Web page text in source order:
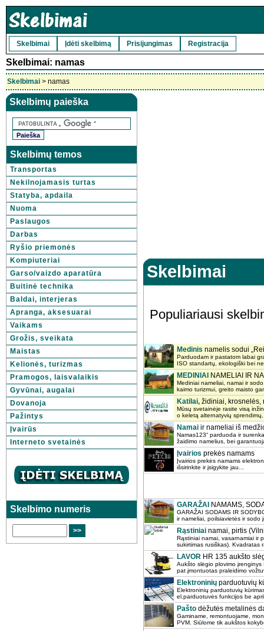
Skelbimai Įdėti skelbimą Prisijungimas Registracija
Skelbimai: namas
Skelbimai > namas
Skelbimų paieška
Skelbimų temos
Transportas
Nekilnojamasis turtas
Statyba, apdaila
Nuoma
Paslaugos
Darbas
Ryšio priemonės
Kompiuteriai
Garso/vaizdo aparatūra
Buitinė technika
Baldai, interjeras
Apranga, aksesuarai
Vaikams
Grožis, sveikata
Maistas
Kelionės, turizmas
Pramogos, laisvalaikis
Gyvūnai, augalai
Dovanoja
Pažintys
Įvairūs
Interneto svetainės
Skelbimo numeris
Skelbimai
Populiariausi
Medinis namelis sodui
Parduodam ir pastatom labai
ISO standartų, ekologiški bei
MEDINIAI NAMELIAI IR
Mediniai nameliai, namai ir
kaimo turizmui, greito maisto
Katilai, židiniai, krosnelės,
Mūsų svetainėje rasite visą
o keletą alternatyvių
Namai ir nameliai iš
Namas123“ parduoda ir
žaidimo namelius, bei
Įvairios prekės namams
Įvairios prekės namams
išsirinkite ir įsigykite jau...
GARAŽAI NAMAMS,
GARAŽAI SODAMS IR
ir nameliai, poilsiavietės ir sodo
Rąstiniai namai, pirtis
Rąstiniai namai, vasarnamiai ir
sukirtimas rusiškas).
LAVOR HR 135 aukšto
Aukšto slėgio plovimo
pat įmontuotas praleidimo
Elektroninių parduotuvių
Elektroninių parduotuvių
el.parduotuvės funkcijos be
Pašto dėžutės metalinės
Gaminame, remontuojame,
PVM. Siūlome tik aukštos